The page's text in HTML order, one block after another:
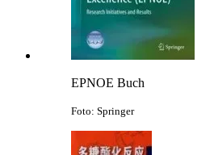
EPNOE Buch
Foto: Springer